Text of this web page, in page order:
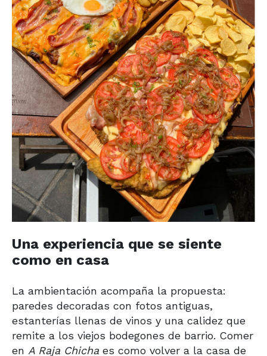
Una experiencia que se siente
como en casa
La ambientación acompaña la propuesta:
paredes decoradas con fotos antiguas,
estanterías llenas de vinos y una calidez que
remite a los viejos bodegones de barrio. Comer
en A Raja Chicha es como volver a la casa de